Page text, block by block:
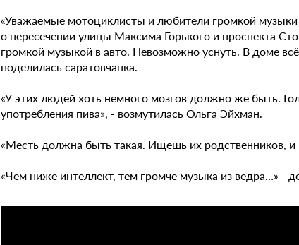
«Уважаемые мотоциклисты и любители громкой музыки
о пересечении улицы Максима Горького и проспекта
громкой музыкой в авто. Невозможно уснуть. В доме
поделилась саратовчанка.
«У этих людей хоть немного мозгов должно же быть.
употребления пива», - возмутилась Ольга Эйхман.
«Месть должна быть такая. Ищешь их родственников,
«Чем ниже интеллект, тем громче музыка из ведра…» -